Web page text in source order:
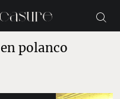
polanco